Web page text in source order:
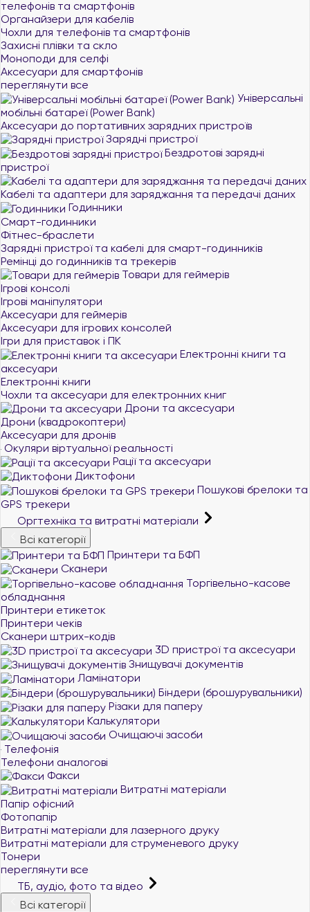
телефонів та смартфонів
Органайзери для кабелів
Чохли для телефонів та смартфонів
Захисні плівки та скло
Моноподи для селфі
Аксесуари для смартфонів
переглянути все
Універсальні
мобільні батареї (Power Bank)
Аксесуари до портативних зарядних пристроїв
Зарядні пристрої
Бездротові зарядні
пристрої
Кабелі та адаптери для заряджання та передачі даних
Годинники
Смарт-годинники
Фітнес-браслети
Зарядні пристрої та кабелі для смарт-годинників
Ремінці до годинників та трекерів
Товари для геймерів
Ігрові консолі
Ігрові маніпулятори
Аксесуари для геймерів
Аксесуари для ігрових консолей
Ігри для приставок і ПК
Електронні книги та
аксесуари
Електронні книги
Чохли та аксесуари для електронних книг
Дрони та аксесуари
Дрони (квадрокоптери)
Аксесуари для дронів
Окуляри віртуальної реальності
Рації та аксесуари
Диктофони
Пошукові брелоки та
GPS трекери
Оргтехніка та витратні матеріали
Всі категорії
Принтери та БФП
Сканери
Торгівельно-касове
обладнання
Принтери етикеток
Принтери чеків
Сканери штрих-кодів
3D пристрої та аксесуари
Знищувачі документів
Ламінатори
Біндери (брошурувальники)
Різаки для паперу
Калькулятори
Очищаючі засоби
Телефонія
Телефони аналогові
Факси
Витратні матеріали
Папір офісний
Фотопапір
Витратні матеріали для лазерного друку
Витратні матеріали для струменевого друку
Тонери
переглянути все
ТБ, аудіо, фото та відео
Всі категорії